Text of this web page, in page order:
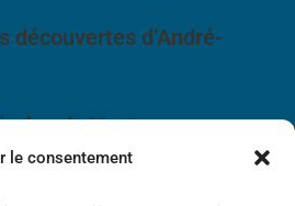
le consentement
découvertes d’André-
de Vente